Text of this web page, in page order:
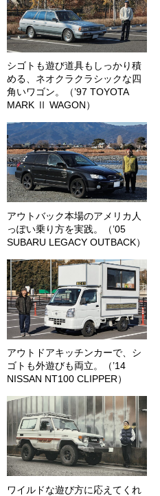
シゴトも遊び道具もしっかり積
める、ネオクラクラシックな四
角いワゴン。（’97 TOYOTA
MARK Ⅱ WAGON）
アウトバック本場のアメリカ人
っぽい乗り方を実践。（’05
SUBARU LEGACY OUTBACK）
アウトドアキッチンカーで、シ
ゴトも外遊びも両立。（’14
NISSAN NT100 CLIPPER）
ワイルドな遊び方に応えてくれ